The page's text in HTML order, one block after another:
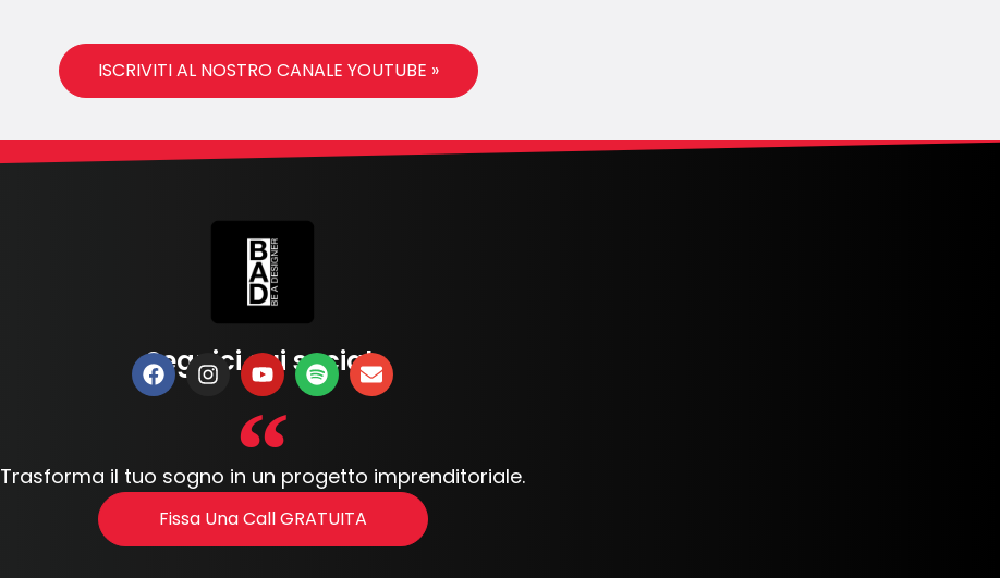
ISCRIVITI AL NOSTRO CANALE YOUTUBE »
Seguici sui social:
Trasforma il tuo sogno in un progetto imprenditoriale.
Fissa Una Call GRATUITA